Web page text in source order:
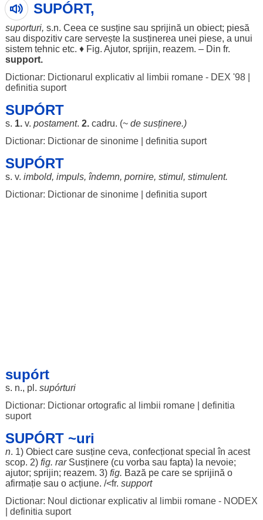
SUPÓRT,
suporturi, s.n. Ceea ce susținesau sprijină un obiect; piesă
sau dispozitivcare serveștela susținerea unei piese, a unui
sistem tehnicetc. ♦ Fig. Ajutor, sprijin, reazem. – Din fr.
support.
Dictionar: Dictionarul explicativ al limbii romane - DEX '98|
definitia suport
SUPÓRT
s. 1.v. postament. 2. cadru. (~ de susținere.)
Dictionar: Dictionar de sinonime| definitia suport
SUPÓRT
s. v. imbold, impuls, îndemn, pornire, stimul, stimulent.
Dictionar: Dictionar de sinonime| definitia suport
supórt
s. n., pl. supórturi
Dictionar: Dictionar ortografic al limbii romane| definitia
suport
SUPÓRT ~uri
n. 1) Obiectcare susțineceva, confecționat special în acest
scop. 2) fig. rar Susținere(cu vorba sau fapta) la nevoie;
ajutor; sprijin; reazem. 3) fig. Bază pe care se sprijină o
afirmațiesau o acțiune. /<fr. support
Dictionar: Noul dictionar explicativ al limbii romane - NODEX
definitia suport